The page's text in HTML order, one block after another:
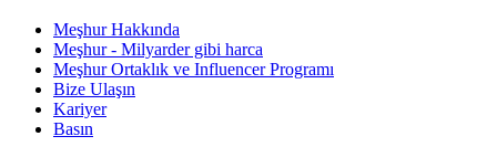
Meşhur Hakkında
Meşhur - Milyarder gibi harca
Meşhur Ortaklık ve Influencer Programı
Bize Ulaşın
Kariyer
Basın